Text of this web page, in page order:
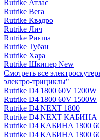
Rutrike Атлас
Rutrike Вега
Rutrike Квадро
Rutrike Лич
Rutrike Рикша
Rutrike Тубан
Rutrike Хара
Rutrike Шкипер New
Смотреть все
электро‑трициклы"
Rutrike D4 1800 60V 1200W
Rutrike D4 1800 60V 1500W
Rutrike D4 NEXT 1800
Rutrike D4 NEXT КАБИНА
Rutrike D4 КАБИНА 1800
Rutrike D4 КАБИНА 1800